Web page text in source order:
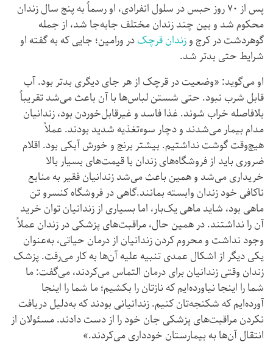
پس از ۷۰ روز حبس در سلول انفرادی، او رسماً به پنج سال زندان
محکوم شد و بین چند زندان مختلف جا‌به‌جا شد، از جمله
گوهر‌دشت در کرج وزندان قرچکدر ورامین؛ جایی که به گفته او
شرایط حتی بدتر شد.
او می‌گوید: «وضعیت در قرچک از هر جای دیگری بدتر بود. آب
قابل شرب نبود. حتی شستن لباس‌ها با آن باعث می‌شد تقریباً
بلافاصله خراب شوند. غذا فاسد و غیرقابل‌خوردن بود، زندانیان
مدام بیمار می‌شدند و دچار سوءتغذیه شدید بودند. عملاً
هیچ‌وقت گوشت نداشتیم. بیشتر برنج و خورش آبکی بود. اقلام
ضروری باید از فروشگاه‌های زندان با قیمت‌های بسیار بالا
خریداری می‌شد و همین باعث می‌شد زندانیان فقیر به منابع
ناکافی خود زندان وابسته بمانند.گاهی در فروشگاه کنسرو تن
ماهی بود، شاید ماهی یک‌بار، اما بسیاری از زندانیان توان خرید
آن را نداشتند. در همین حال، مراقبت‌های پزشکی در زندان عملاً
وجود نداشت و محروم کردن زندانیان از درمان حیاتی، به‌عنوان
یکی دیگر از اشکال عمدی تنبیه علیه آن‌ها به کار می‌رفت. پزشک
زندان وقتی زندانیان برای درمان التماس می‌کردند، می‌گفت: ما
شما را اینجا نیاورده‌ایم که نازتان را بکشیم؛ ما شما را اینجا
آورده‌ایم که شکنجه‌تان کنیم. زندانیانی بودند که به‌دلیل دریافت
نکردن مراقبت‌های پزشکی جان خود را از دست دادند. مسئولان از
انتقال آن‌ها به بیمارستان خودداری می‌کردند.»